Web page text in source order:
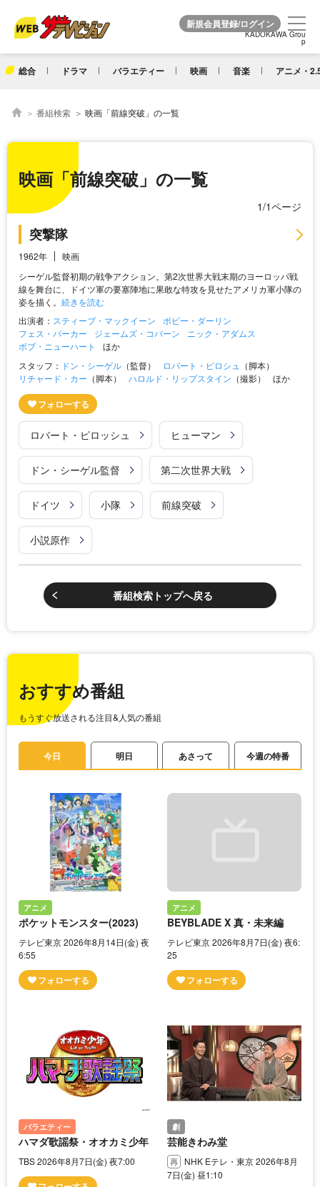
KADOKAWA Grou
p
総合 ドラマ バラエティー 映画 音楽 アニメ・
KADOKAWA Grou
p
番組検索 映画「前線突破」の一覧
映画「前線突破」の一覧
1/1ページ
突撃隊
1962年
映画
シーゲル監督初期の戦争アクション。第2次世界大戦末期のヨーロッパ戦
線を舞台に、ドイツ軍の要塞陣地に果敢な特攻を見せたアメリカ軍小隊の
姿を描く。 続きを読む
出演者： スティーブ・マックイーン
ボビー・ダーリン
フェス・パーカー
ジェームズ・コバーン
ニック・アダムス
ボブ・ニューハート
ほか
スタッフ： ドン・シーゲル （監督） ロバート・ピロシュ （脚本）
リチャード・カー （脚本） ハロルド・リップスタイン （撮影） ほか
ロバート・ピロッシュ ヒューマン
ドン・シーゲル監督 第二次世界大戦
ドイツ 小隊 前線突破
小説原作
番組検索トップへ戻る
おすすめ番組
もうすぐ放送される注目&人気の番組
今日 明日 あさって 今週の特番
アニメ
ポケットモンスター(2023)
テレビ東京 2026年8月14日(金) 夜
6:55
アニメ
BEYBLADE X 真・未来編
テレビ東京 2026年8月7日(金) 夜6:
25
バラエティー
ハマダ歌謡祭・オオカミ少年
TBS 2026年8月7日(金) 夜7:00
劇
芸能きわみ堂
NHK Eテレ・東京 2026年8月
7日(金) 昼1:10